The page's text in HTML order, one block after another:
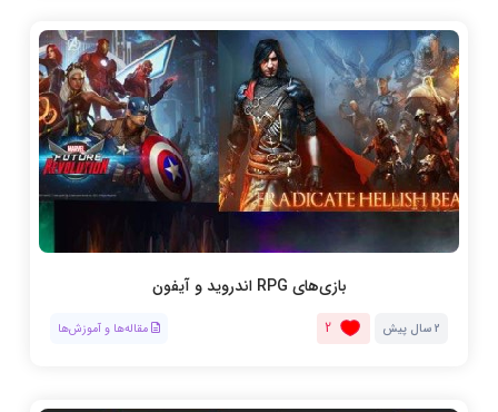
بازی‌های RPG اندروید و آیفون
2 سال پیش 2 مقاله‌ها و آموزش‌ها